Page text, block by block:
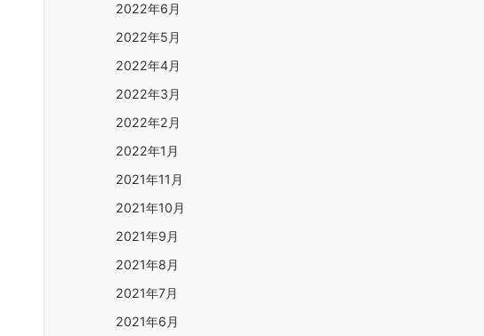
2022年6月
2022年5月
2022年4月
2022年3月
2022年2月
2022年1月
2021年11月
2021年10月
2021年9月
2021年8月
2021年7月
2021年6月